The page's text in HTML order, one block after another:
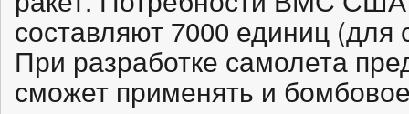
составляют 7000 единиц (для
При разработке самолета
сможет применять и